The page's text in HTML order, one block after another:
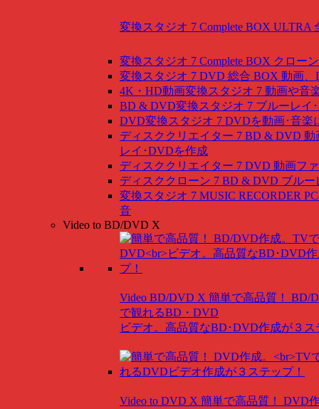
変換スタジオ 7 Complete BOX ULTRA
変換スタジオ 7 Complete BOX クロー
変換スタジオ 7 DVD 総合 BOX 動画、
4K・HD動画変換スタジオ 7 動画や音
BD & DVD変換スタジオ 7 ブルーレイ
DVD変換スタジオ 7 DVDを動画･音楽
ディスククリエイター 7 BD & DVD 動
レイ･DVDを作成
ディスククリエイター 7 DVD 動画フ
ディスククローン 7 BD & DVD ブルー
変換スタジオ 7 MUSIC RECORDER
音
Video to BD/DVD X
Video BD/DVD X 簡単で高品質！ BD/
で観れるBD・DVD
ビデオ。高品質なBD･DVD作成が３ス
Video to DVD X 簡単で高品質！ DVD